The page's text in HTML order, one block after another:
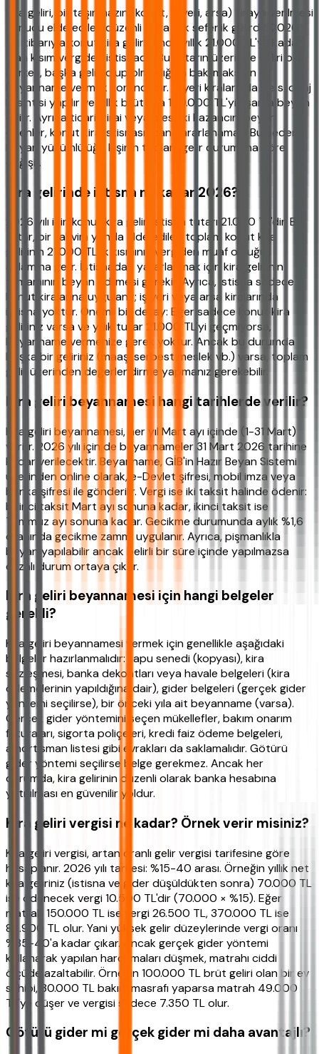
Kira geliri, bir taşınmazın (konut, iş yeri, arsa) kiraya verilmesi
sonucu elde edilen düzenli veya tek seferlik gelirdir. 2026
yılı itibarıyla konut kira gelirlerinde yıllık 21.000 TL'ye kadar
olan kısım vergiden istisnadır. Bu tutarın üzerinde geliri olan
herkes, başka geliri olup olmadığına bakılmaksızın
beyanname vermek zorundadır. İş yeri kiralarında ise stopaj
kesintisi yapılır ve yıllık brüt kira 150.000 TL'yi aşarsa beyan
edilir. Ayrıca ticari, zirai veya mesleki kazancını beyan
edenler, konut kira istisnasından yararlanamaz. Bu nedenle
beyan yükümlülüğü kişinin toplam gelir durumuna göre
değişir.
Kira gelirinde istisna ne kadar 2026?
2026 yılı için konut kira geliri istisna tutarı 21.000 TL'dir. Bu
tutar, bir takvim yılında elde edilen toplam konut kira
gelirinin 21.000 TL'lik kısmının vergiden muaf olduğu
anlamına gelir. İstisnadan yararlanmak için kira gelirinin
tamamının beyan edilmesi gerekir. Ayrıca, istisna sadece
konut kiralarına uygulanır; iş yeri veya arsa kiralarında
istisna yoktur. Önemli bir detay: Eğer sadece konut kira
geliriniz varsa ve yıllık tutar 21.000 TL'yi geçmiyorsa,
beyanname vermenize gerek yoktur. Ancak bu durumda
başka bir geliriniz (maaş, serbest meslek vb.) varsa, toplam
gelir üzerinden değerlendirme yapmanız gerekebilir.
Kira geliri beyannamesi hangi tarihlerde verilir?
Kira geliri beyannamesi, her yıl Mart ayı içinde (1-31 Mart)
verilir. 2026 yılı için de beyannameler 31 Mart 2026 tarihine
kadar verilecektir. Beyanname, GİB'in Hazır Beyan Sistemi
üzerinden online olarak, e-Devlet şifresi, mobil imza veya
banka şifresi ile gönderilir. Vergi ise iki taksit halinde ödenir:
birinci taksit Mart ayı sonuna kadar, ikinci taksit ise
Temmuz ayı sonuna kadar. Gecikme durumunda aylık %1,6
oranında gecikme zammı uygulanır. Ayrıca, pişmanlıkla
beyan yapılabilir ancak belirli bir süre içinde yapılmazsa
cezalı durum ortaya çıkar.
Kira geliri beyannamesi için hangi belgeler
gerekli?
Kira geliri beyannamesi vermek için genellikle aşağıdaki
belgeler hazırlanmalıdır: tapu senedi (kopyası), kira
sözleşmesi, banka dekontları veya havale belgeleri (kira
ödemelerinin yapıldığına dair), gider belgeleri (gerçek gider
yöntemi seçilirse), bir önceki yıla ait beyanname (varsa).
Gerçek gider yöntemini seçen mükellefler, bakım onarım
faturaları, sigorta poliçeleri, kredi faiz ödeme belgeleri,
amortisman listesi gibi evrakları da saklamalıdır. Götürü
gider yöntemi seçilirse belge gerekmez. Ancak her
durumda, kira gelirinin düzenli olarak banka hesabına
yatırılması en güvenilir yoldur.
Kira geliri vergisi ne kadar? Örnek verir misiniz?
Kira geliri vergisi, artan oranlı gelir vergisi tarifesine göre
hesaplanır. 2026 yılı tarifesi: %15-40 arası. Örneğin yıllık net
kira geliriniz (istisna ve gider düşüldükten sonra) 70.000 TL
ise ödenecek vergi 10.500 TL'dir (70.000 × %15). Eğer
matrah 150.000 TL ise vergi 26.500 TL, 370.000 TL ise
85.900 TL olur. Yani yüksek gelir düzeylerinde vergi oranı
%35-40'a kadar çıkar. Ancak gerçek gider yöntemi
kullanarak yapılan harcamaları düşmek, matrahı ciddi
ölçüde azaltabilir. Örneğin 100.000 TL brüt geliri olan bir ev
sahibi, 30.000 TL bakım masrafı yaparsa matrah 49.000
TL'ye düşer ve vergisi sadece 7.350 TL olur.
Götürü gider mi gerçek gider mi daha avantajlı?